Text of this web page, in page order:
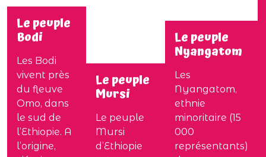
Le peuple
Bodi
Les Bodi
vivent près
du fleuve
Omo, dans
le sud de
l’Ethiopie. A
l’origine,
Le peuple
Mursi
Le peuple
Mursi
d’Ethiopie
Le peuple
Nyangatom
Les
Nyangatom,
ethnie
minoritaire (15
000
représentants)